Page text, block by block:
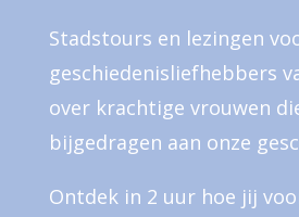
Stadstours en lezingen
geschiedenisliefhebbers
over krachtige vrouwen
bijgedragen aan onze
Ontdek in 2 uur hoe jij